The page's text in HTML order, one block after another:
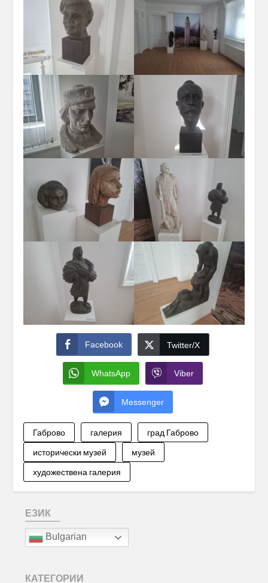
Facebook Twitter/X
WhatsApp Viber
Messenger
Габрово галерия
град Габрово
исторически музей
музей
художествена галерия
ЕЗИК
Bulgarian
КАТЕГОРИИ